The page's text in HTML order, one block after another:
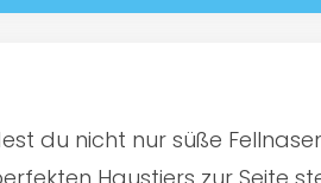
du nicht nur süße
Haustiers zur Seite